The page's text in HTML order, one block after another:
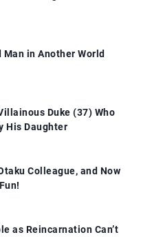
Man in Another World
Duke (37) Who
His Daughter
Colleague, and Now
as Reincarnation Can’t